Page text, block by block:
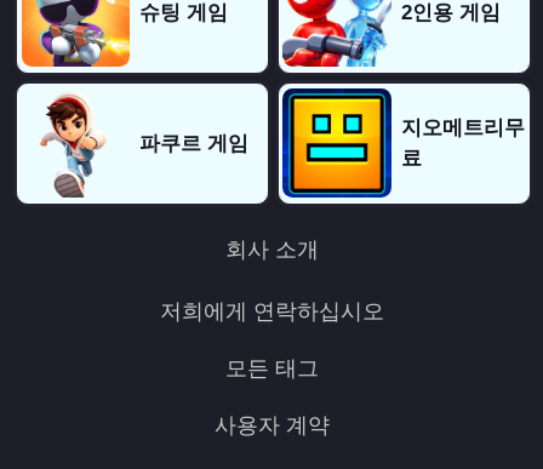
슈팅 게임 2인용 게임
파쿠르 게임
지오메트리무
료
회사 소개
저희에게 연락하십시오
모든 태그
사용자 계약